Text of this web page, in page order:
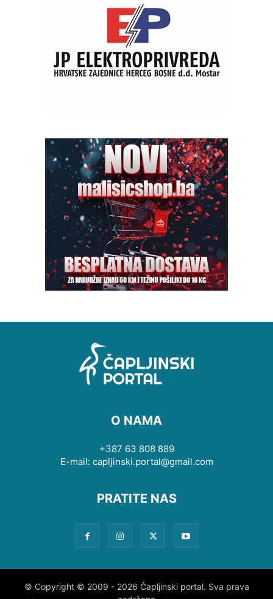
O NAMA
+387 63 808 889
E-mail: capljinski.portal@gmail.com
PRATITE NAS
© Copyright © 2009 - 2026 Čapljinski portal. Sva prava